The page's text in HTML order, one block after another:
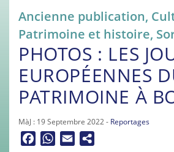
Ancienne publication,
Patrimoine et histoire,
PHOTOS : LES
EUROPÉENNES
PATRIMOINE À
MàJ : 19 Septembre 2022 - Reportages
FacebookWhatsApp
Email